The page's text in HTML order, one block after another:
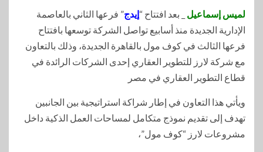
لميس إسماعيل _ بعد افتتاح “إيدج” فرعها الثاني بالعاصمة
الإدارية الجديدة منذ أسابيع تواصل الشركة توسعها بافتتاح
فرعها الثالث في كوف مول بالقاهرة الجديدة، وذلك بالتعاون
مع شركة لارز للتطوير العقاري إحدى الشركات الرائدة في
قطاع التطوير العقاري في مصر
ويأتي هذا التعاون في إطار شراكة استراتيجية بين الجانبين
تهدف إلى تقديم نموذج متكامل لمساحات العمل الذكية داخل
مشروعات لارز “كوف مول”،